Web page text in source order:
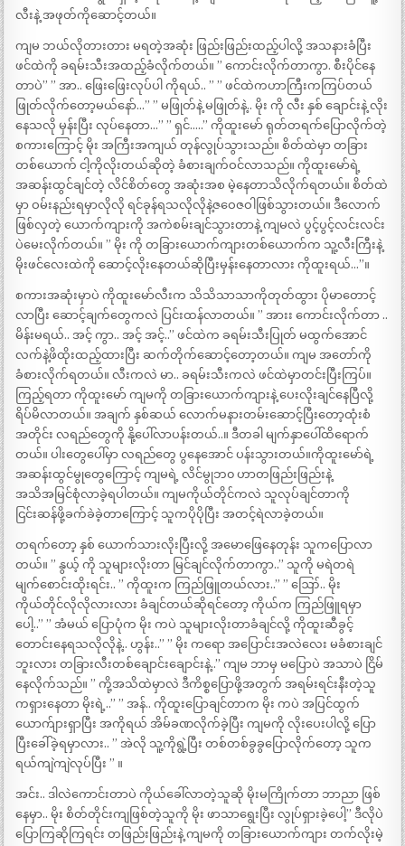
လီးနဲ့ အဖုတ်ကိုဆောင့်တယ်။
ကျမ ဘယ်လိုတားတား မရတဲ့အဆုံး ဖြည်းဖြည်းထည့်ပါလို့ အသနားခံပြီး
ဖင်ထဲကို ခရမ်းသီးအထည့်ခံလိုက်တယ်။ ” ကောင်းလိုက်တာကွာ. စီးပိုင်နေ
တာပဲ” ” အာ.. ဖြေးဖြေးလုပ်ပါ ကိုရယ်.. ” ” ဖင်ထဲကဟာကြီးကကြပ်တယ်
ဖြုတ်လိုက်တော့မယ်နော်…” ” မဖြုတ်နဲ့ မဖြုတ်နဲ့.. မိုး ကို လီး နှစ် ချောင်းနဲ့ လိုး
နေသလို မှန်းပြီး လုပ်နေတာ…” ” ရှင်…..” ကိုထူးမော် ရုတ်တရက်ပြောလိုက်တဲ့
စကားကြောင့် မိုး အကြီးအကျယ် တုန်လွုပ်သွားသည်။ စိတ်ထဲမှာ တခြား
တစ်ယောက် ငါ့ကိုလိုးတယ်ဆိုတဲ့ ခံစားချက်ဝင်လာသည်။ ကိုထူးမော်ရဲ့
အဆန်းထွင်ချင်တဲ့ လိင်စိတ်တွေ အဆုံးအစ မဲ့နေတာသိလိုက်ရတယ်။ စိတ်ထဲ
မှာ ဝမ်းနည်းရမှာလိုလို ရင်ခုန်ရသလိုလိုနဲ့ဇဝေဇဝါဖြစ်သွားတယ်။ ဒီလောက်
ဖြစ်လှတဲ့ ယောက်ကျားကို အကဲစမ်းချင်သွားတာနဲ့ ကျမလဲ ပွင့်ပွင့်လင်းလင်း
ပဲမေးလိုက်တယ်။ ” မိုး ကို တခြားယောက်ကျားတစ်ယောက်က သူ့လီးကြီးနဲ့
မိုးဖင်လေးထဲကို ဆောင့်လိုးနေတယ်ဆိုပြီးမှန်းနေတာလား ကိုထူးရယ်…”။
စကားအဆုံးမှာပဲ ကိုထူးမော်လီးက သိသိသာသာကိုတုတ်ထွား ပိုမာတောင့်
လာပြီး ဆောင့်ချက်တွေကလဲ ပြင်းထန်လာတယ်။ ” အားး ကောင်းလိုက်တာ ..
မိန်းမရယ်.. အင့် ကွာ.. အင့် အင့်..” ဖင်ထဲက ခရမ်းသီးပြုတ် မထွက်အောင်
လက်နဲ့ဖိထိုးထည့်ထားပြီး ဆက်တိုက်ဆောင့်တော့တယ်။ ကျမ အတော်ကို
ခံစားလိုက်ရတယ်။ လီးကလဲ မာ.. ခရမ်းသီးကလဲ ဖင်ထဲမှာတင်းပြီးကြပ်။
ကြည့်ရတာ ကိုထူးမော် ကျမကို တခြားယောက်ကျားနဲ့ ပေးလိုးချင်နေပြီလို့
ရိပ်မိလာတယ်။ အချက် နှစ်ဆယ် လောက်မနားတမ်းဆောင့်ပြီးတော့ထုံးစံ
အတိုင်း လရည်တွေကို နို့ပေါ်လာပန်းတယ်..။ ဒီတခါ မျက်နှာပေါ်ထိရောက်
တယ်။ ပါးတွေပေါ်မှာ လရည်တွေ ပွနေအောင် ပန်းသွားတယ်။ကိုထူးမော်ရဲ့
အဆန်းထွင်မွုတွေကြောင့် ကျမရဲ့ လိင်မွုဘ၀ ဟာတဖြည်းဖြည်းနဲ့
အသိအမြင်စုံလာခဲ့ရပါတယ်။ ကျမကိုယ်တိုင်ကလဲ သူလုပ်ချင်တာကို
ငြင်းဆန်ဖို့ခက်ခဲခဲ့တာကြောင့် သူကပိုပိုပြီး အတင့်ရဲလာခဲ့တယ်။
တရက်တော့ နှစ် ယောက်သားလိုးပြီးလို့ အမောဖြေနေတုန်း သူကပြောလာ
တယ်။ ” နွယ့် ကို သူများလိုးတာ မြင်ချင်လိုက်တာကွာ..” သူကို မရဲတရဲ
မျက်စောင်းထိုးရင်း.. ” ကိုထူးက ကြည်ဖြူတယ်လား..” ” ဪ.. မိုး
ကိုယ်တိုင်လိုလိုလားလား ခံချင်တယ်ဆိုရင်တော့ ကိုယ်က ကြည်ဖြူရမှာ
ပေါ့..” ” အံမယ် ပြောပုံက မိုး ကပဲ သူများလိုးတာခံချင်လို့ ကိုထူးဆီခွင့်
တောင်းနေရသလိုလိုနဲ့.. ဟွန်း..” ” မိုး ကရော အပြောင်းအလဲလေး မခံစားချင်
ဘူးလား တခြားလီးတစ်ချောင်းချောင်းနဲ့..” ကျမ ဘာမှ မပြောပဲ အသာပဲ ငြိမ်
နေလိုက်သည်။ ” ကို့အသိထဲမှာလဲ ဒီကိစ္စပြောဖို့အတွက် အရမ်းရင်းနီးတဲ့သူ
ကရှားနေတာ မိုးရဲ့..” ” အန်.. ကိုထူးပြောချင်တာက မိုး ကပဲ အပြင်ထွက်
ယောက်ျားရှာပြီး အကိုရယ် အိမ်ခဏလိုက်ခဲ့ပြီး ကျမကို လိုးပေးပါလို့ ပြော
ပြီးခေါ်ခဲ့ရမှာလား.. ” အဲလို သူ့ကိုရွဲ့ပြီး တစ်တစ်ခွခွပြောလိုက်တော့ သူက
ရယ်ကျဲကျဲလုပ်ပြီး ” ။
အင်း.. ဒါလဲကောင်းတာပဲ ကိုယ်ခေါ်လာတဲ့သူဆို မိုးမကြိုက်တာ ဘာညာ ဖြစ်
နေမှာ.. မိုး စိတ်တိုင်းကျဖြစ်တဲ့သူကို မိုး ဖာသာရွေးပြီး လွုပ်ရှားခဲ့ပေါ့” ဒီလိုပဲ
ပြောကြဆိုကြရင်း တဖြည်းဖြည်းနဲ့ ကျမကို တခြားယောက်ကျား တက်လိုးမဲ့